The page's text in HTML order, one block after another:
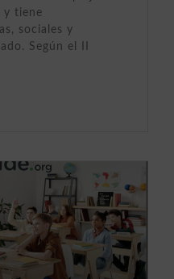
y tiene
sociales y
Según el II